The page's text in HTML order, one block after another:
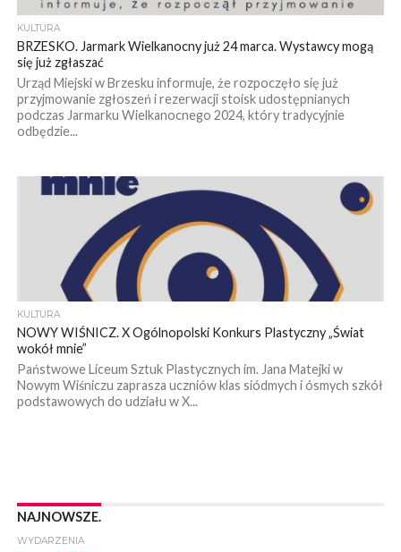
KULTURA
BRZESKO. Jarmark Wielkanocny już 24 marca. Wystawcy mogą
się już zgłaszać
Urząd Miejski w Brzesku informuje, że rozpoczęło się już
przyjmowanie zgłoszeń i rezerwacji stoisk udostępnianych
podczas Jarmarku Wielkanocnego 2024, który tradycyjnie
odbędzie...
KULTURA
NOWY WIŚNICZ. X Ogólnopolski Konkurs Plastyczny „Świat
wokół mnie”
Państwowe Liceum Sztuk Plastycznych im. Jana Matejki w
Nowym Wiśniczu zaprasza uczniów klas siódmych i ósmych szkół
podstawowych do udziału w X...
NAJNOWSZE.
WYDARZENIA